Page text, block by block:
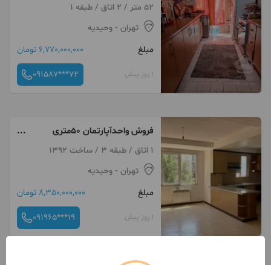
52 متر / 2 اتاق / طبقه 1
تهران - وحیدیه
مبلغ
6,770,000,000 تومان
1 روز پیش 091587***72
فروش واحدآپارتمان ۵۰متری
خوش‌نقشه1 اتاق / طبقه 3 / ساخت 1392
تهران - وحیدیه
مبلغ
8,350,000,000 تومان
1 روز پیش 091965***19